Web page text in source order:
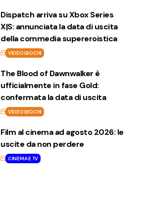
Dispatch arriva su Xbox Series
X|S: annunciata la data di uscita
della commedia supereroistica
VIDEOGIOCHI
The Blood of Dawnwalker è
ufficialmente in fase Gold:
confermata la data di uscita
VIDEOGIOCHI
Film al cinema ad agosto 2026: le
uscite da non perdere
CINEMA E TV